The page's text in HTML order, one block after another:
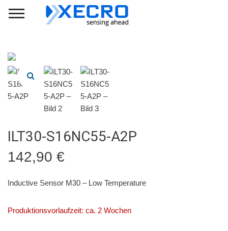
ILT30-S16NC55-A2P
142,90 €
Inductive Sensor M30 – Low Temperature
Produktionsvorlaufzeit: ca. 2 Wochen